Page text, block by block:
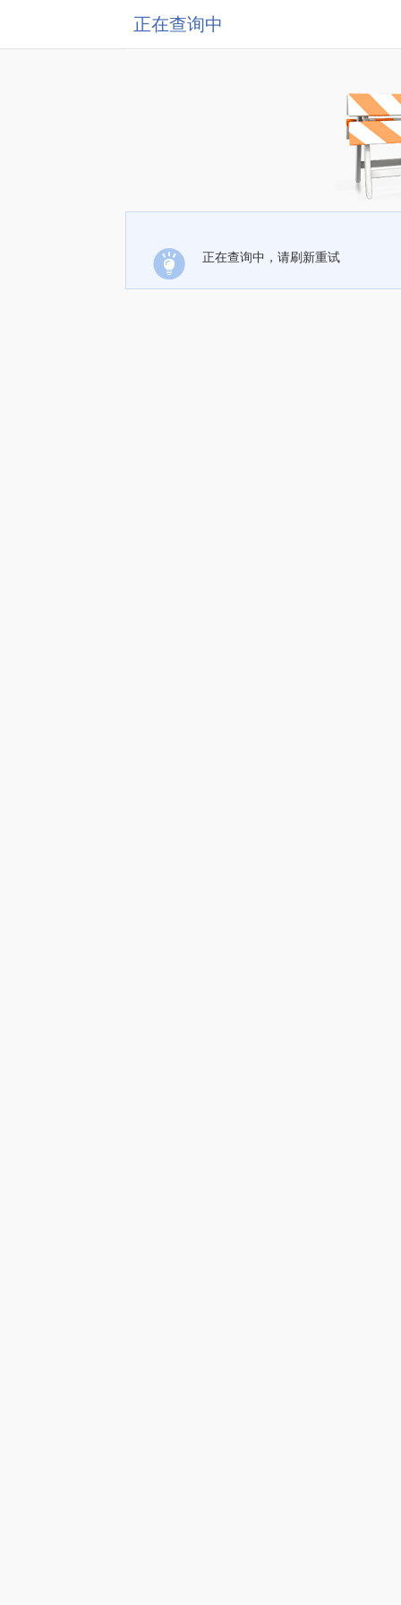
正在查询中
正在查询中，请刷新重试